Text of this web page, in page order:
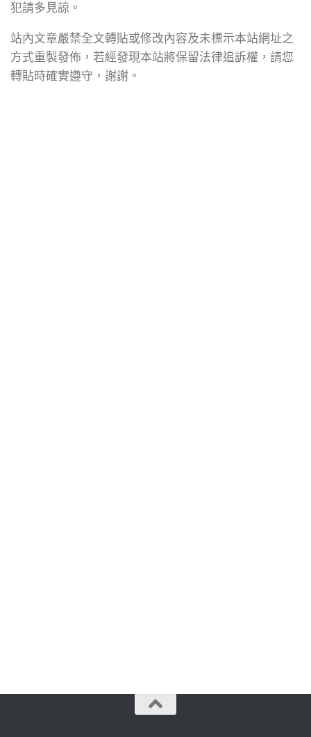
犯請多見諒。
站內文章嚴禁全文轉貼或修改內容及未標示本站網址之
方式重製發佈，若經發現本站將保留法律追訴權，請您
轉貼時確實遵守，謝謝。